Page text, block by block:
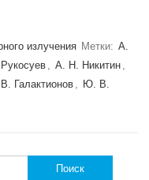
излучения Метки: А.
, А. Н. Никитин ,
Галактионов , Ю. В.